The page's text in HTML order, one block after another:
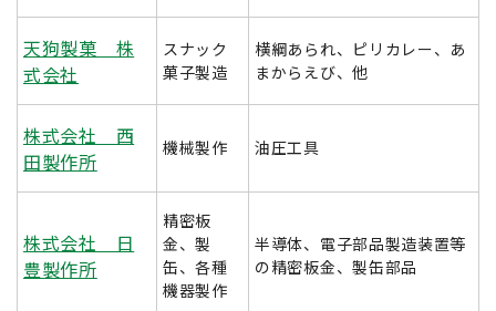
天狗製菓 株
式会社
スナック
菓子製造
横綱あられ、ピリカレー、あ
まからえび、他
株式会社 西
田製作所
機械製作 油圧工具
株式会社 日
豊製作所
精密板
金、製
缶、各種
機器製作
半導体、電子部品製造装置等
の精密板金、製缶部品